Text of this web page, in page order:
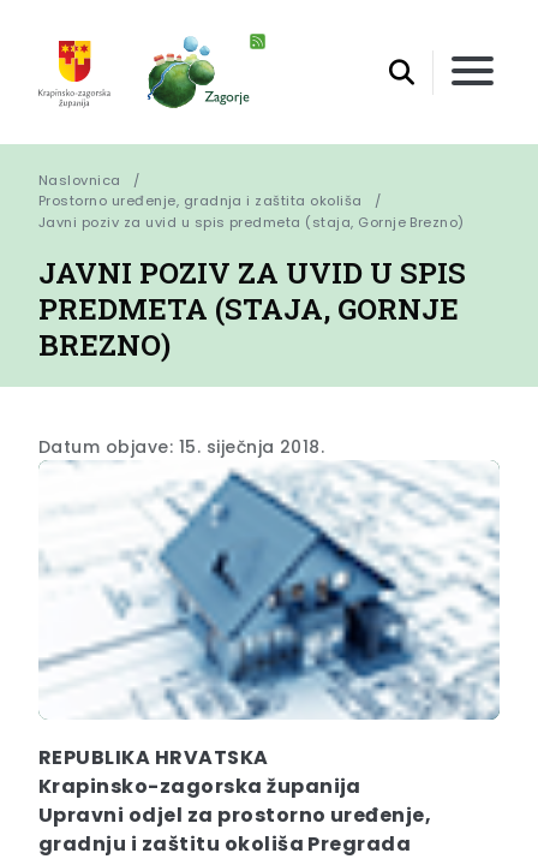
Naslovnica
Prostorno uređenje, gradnja i zaštita okoliša
Javni poziv za uvid u spis predmeta (staja, Gornje Brezno)
JAVNI POZIV ZA UVID U SPIS
PREDMETA (STAJA, GORNJE
BREZNO)
Datum objave: 15. siječnja 2018.
REPUBLIKA HRVATSKA
Krapinsko-zagorska županija
Upravni odjel za prostorno uređenje,
gradnju i zaštitu okoliša Pregrada